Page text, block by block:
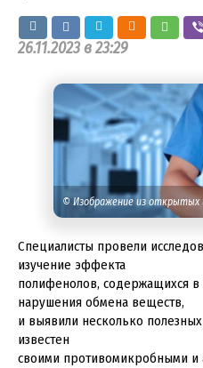
26.11.2023 в 23:29
© Изображение из открытых
Специалисты провели
изучение эффекта
полифенолов, содержащихся в
нарушения обмена веществ,
и выявили несколько
известен
своими противомикробными и